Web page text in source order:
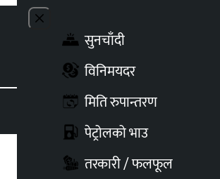
Close menu
सुनचाँदी
विनिमयदर
मिति रुपान्तरण
पेट्रोलको भाउ
तरकारी / फलफूल